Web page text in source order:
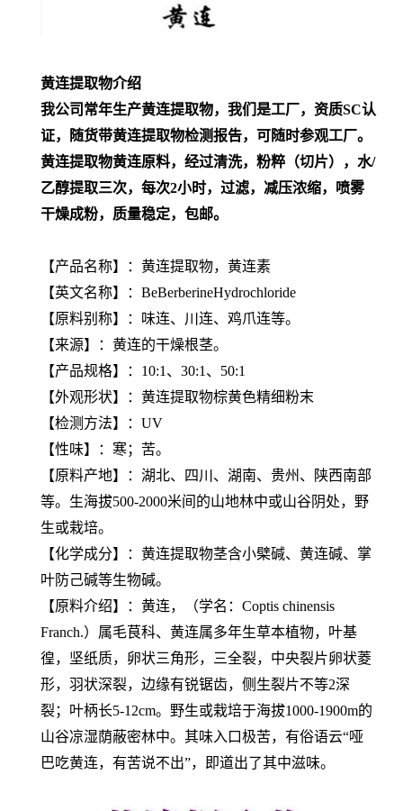
黄连提取物介绍
我公司常年生产黄连提取物，我们是工厂，资质SC认
证，随货带黄连提取物检测报告，可随时参观工厂。
黄连提取物黄连原料，经过清洗，粉粹（切片），水/
乙醇提取三次，每次2小时，过滤，减压浓缩，喷雾
干燥成粉，质量稳定，包邮。
【产品名称】：黄连提取物，黄连素
【英文名称】：BeBerberineHydrochloride
【原料别称】：味连、川连、鸡爪连等。
【来源】：黄连的干燥根茎。
【产品规格】：10:1、30:1、50:1
【外观形状】：黄连提取物棕黄色精细粉末
【检测方法】：UV
【性味】：寒；苦。
【原料产地】：湖北、四川、湖南、贵州、陕西南部
等。生海拔500-2000米间的山地林中或山谷阴处，野
生或栽培。
【化学成分】：黄连提取物茎含小檗碱、黄连碱、掌
叶防己碱等生物碱。
【原料介绍】：黄连，（学名：Coptis chinensis
Franch.）属毛茛科、黄连属多年生草本植物，叶基
徨，坚纸质，卵状三角形，三全裂，中央裂片卵状菱
形，羽状深裂，边缘有锐锯齿，侧生裂片不等2深
裂；叶柄长5-12cm。野生或栽培于海拔1000-1900m的
山谷凉湿荫蔽密林中。其味入口极苦，有俗语云“哑
巴吃黄连，有苦说不出”，即道出了其中滋味。